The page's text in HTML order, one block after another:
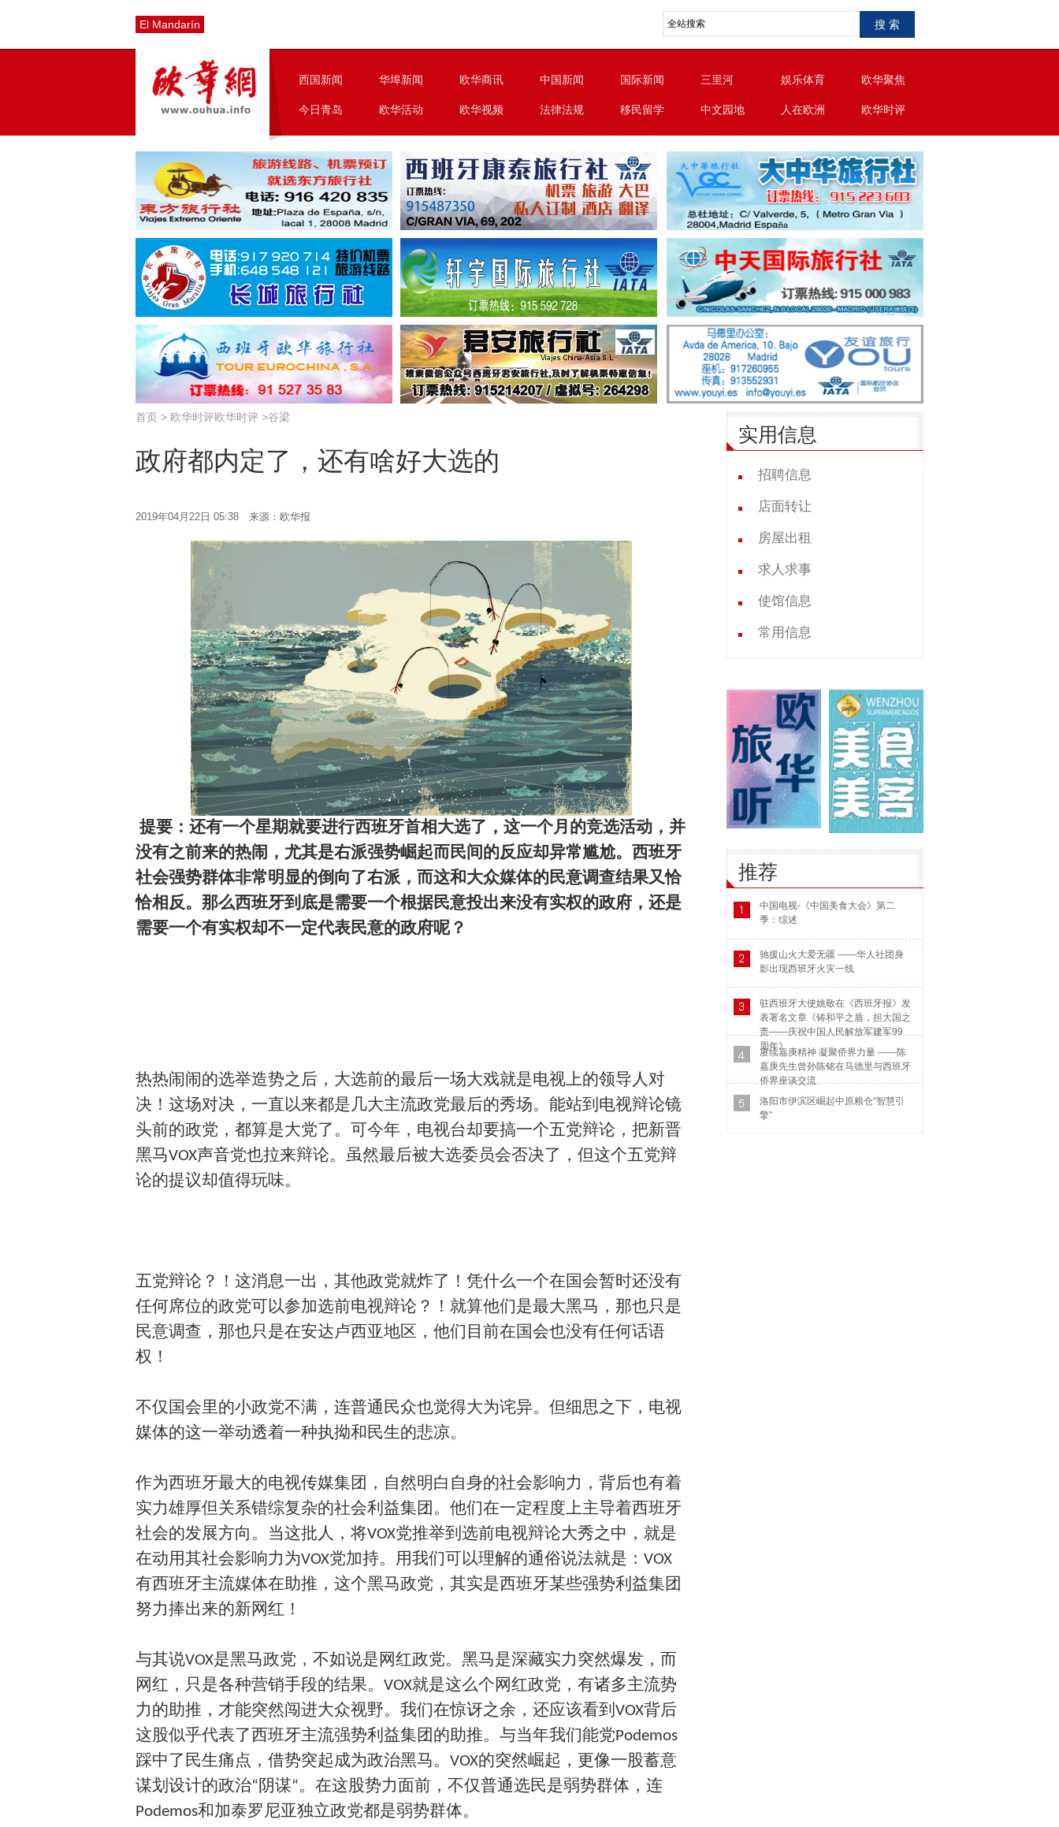
El Mandarín 搜 索
西国新闻 华埠新闻 欧华商讯 中国新闻 国际新闻 三里河 娱乐体育 欧华聚焦
今日青岛 欧华活动 欧华视频 法律法规 移民留学 中文园地 人在欧洲 欧华时评
首页 > 欧华时评欧华时评 >谷梁
政府都内定了，还有啥好大选的
2019年04月22日 05:38 来源：欧华报
提要：还有一个星期就要进行西班牙首相大选了，这一个月的竞选活动，并
没有之前来的热闹，尤其是右派强势崛起而民间的反应却异常尴尬。西班牙
社会强势群体非常明显的倒向了右派，而这和大众媒体的民意调查结果又恰
恰相反。那么西班牙到底是需要一个根据民意投出来没有实权的政府，还是
需要一个有实权却不一定代表民意的政府呢？
热热闹闹的选举造势之后，大选前的最后一场大戏就是电视上的领导人对
决！这场对决，一直以来都是几大主流政党最后的秀场。能站到电视辩论镜
头前的政党，都算是大党了。可今年，电视台却要搞一个五党辩论，把新晋
黑马VOX声音党也拉来辩论。虽然最后被大选委员会否决了，但这个五党辩
论的提议却值得玩味。
五党辩论？！这消息一出，其他政党就炸了！凭什么一个在国会暂时还没有
任何席位的政党可以参加选前电视辩论？！就算他们是最大黑马，那也只是
民意调查，那也只是在安达卢西亚地区，他们目前在国会也没有任何话语
权！
不仅国会里的小政党不满，连普通民众也觉得大为诧异。但细思之下，电视
媒体的这一举动透着一种执拗和民生的悲凉。
作为西班牙最大的电视传媒集团，自然明白自身的社会影响力，背后也有着
实力雄厚但关系错综复杂的社会利益集团。他们在一定程度上主导着西班牙
社会的发展方向。当这批人，将VOX党推举到选前电视辩论大秀之中，就是
在动用其社会影响力为VOX党加持。用我们可以理解的通俗说法就是：VOX
有西班牙主流媒体在助推，这个黑马政党，其实是西班牙某些强势利益集团
努力捧出来的新网红！
与其说VOX是黑马政党，不如说是网红政党。黑马是深藏实力突然爆发，而
网红，只是各种营销手段的结果。VOX就是这么个网红政党，有诸多主流势
力的助推，才能突然闯进大众视野。我们在惊讶之余，还应该看到VOX背后
这股似乎代表了西班牙主流强势利益集团的助推。与当年我们能党Podemos
踩中了民生痛点，借势突起成为政治黑马。VOX的突然崛起，更像一股蓄意
谋划设计的政治“阴谋“。在这股势力面前，不仅普通选民是弱势群体，连
Podemos和加泰罗尼亚独立政党都是弱势群体。
实用信息
招聘信息
店面转让
房屋出租
求人求事
使馆信息
常用信息
推荐
中国电视-《中国美食大会》第二
季：综述
驰援山火大爱无疆 ——华人社团身
影出现西班牙火灾一线
驻西班牙大使姚敬在《西班牙报》发
表署名文章《铸和平之盾，担大国之
责——庆祝中国人民解放军建军99
周年》
赓续嘉庚精神 凝聚侨界力量 ——陈
嘉庚先生曾孙陈铭在马德里与西班牙
侨界座谈交流
洛阳市伊滨区崛起中原粮仓“智慧引
擎”